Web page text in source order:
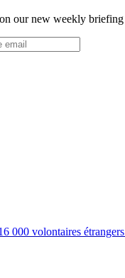
our new weekly
000 volontaires